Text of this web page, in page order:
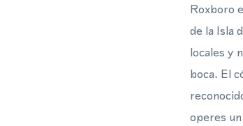
Roxboro
de la Isla
locales y
boca. El
operes